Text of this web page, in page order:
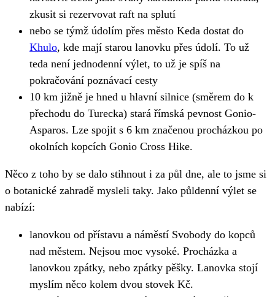
zkusit si rezervovat raft na splutí
nebo se týmž údolím přes město Keda dostat do
Khulo, kde mají starou lanovku přes údolí. To už
teda není jednodenní výlet, to už je spíš na
pokračování poznávací cesty
10 km jižně je hned u hlavní silnice (směrem do k
přechodu do Turecka) stará římská pevnost Gonio-
Asparos. Lze spojit s 6 km značenou procházkou po
okolních kopcích Gonio Cross Hike.
Něco z toho by se dalo stihnout i za půl dne, ale to jsme si
o botanické zahradě mysleli taky. Jako půldenní výlet se
nabízí:
lanovkou od přístavu a náměstí Svobody do kopců
nad městem. Nejsou moc vysoké. Procházka a
lanovkou zpátky, nebo zpátky pěšky. Lanovka stojí
myslím něco kolem dvou stovek Kč.